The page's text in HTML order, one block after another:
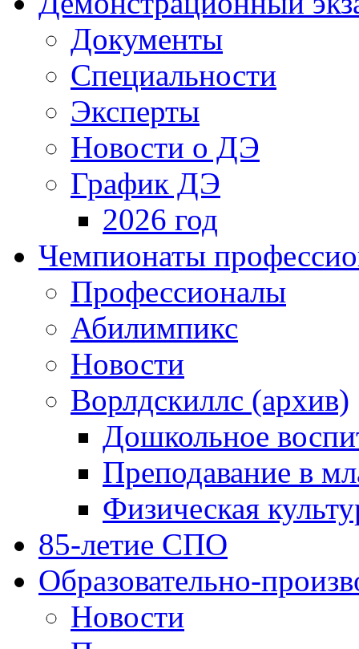
Документы
Специальности
Эксперты
Новости о ДЭ
График ДЭ
2026 год
Чемпионаты
Профессионалы
Абилимпикс
Новости
Ворлдскиллс (архив)
Дошкольное
Преподавание в
Физическая
85-летие СПО
Образовательно-
Новости